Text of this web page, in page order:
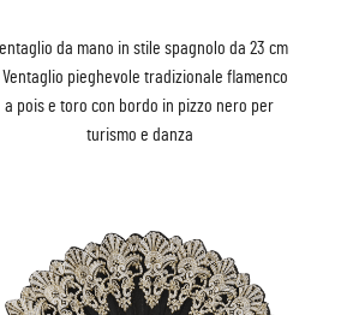
da mano in stile spagnolo da 23 cm
Ventaglio pieghevole tradizionale flamenco
a pois e toro con bordo in pizzo nero per
turismo e danza